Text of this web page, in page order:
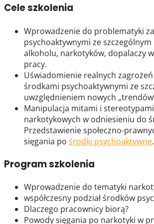
Cele szkolenia
Wprowadzenie do problematyki
psychoaktywnymi ze
alkoholu, narkotyków, dopalaczy
pracy.
Uświadomienie realnych
środkami psychoaktywnymi ze
uwzględnieniem nowych
Manipulacja mitami i
narkotykowych w odniesieniu do
Przedstawienie społeczno-
sięgania po środki psychoaktywne.
Program szkolenia
Wprowadzenie do tematyki
współczesny podział środków
Dlaczego pracownicy biorą?
Powody sięgania po narkotyki w